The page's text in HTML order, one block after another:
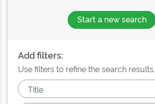
Start a new search
Add filters:
Use filters to refine the search results.